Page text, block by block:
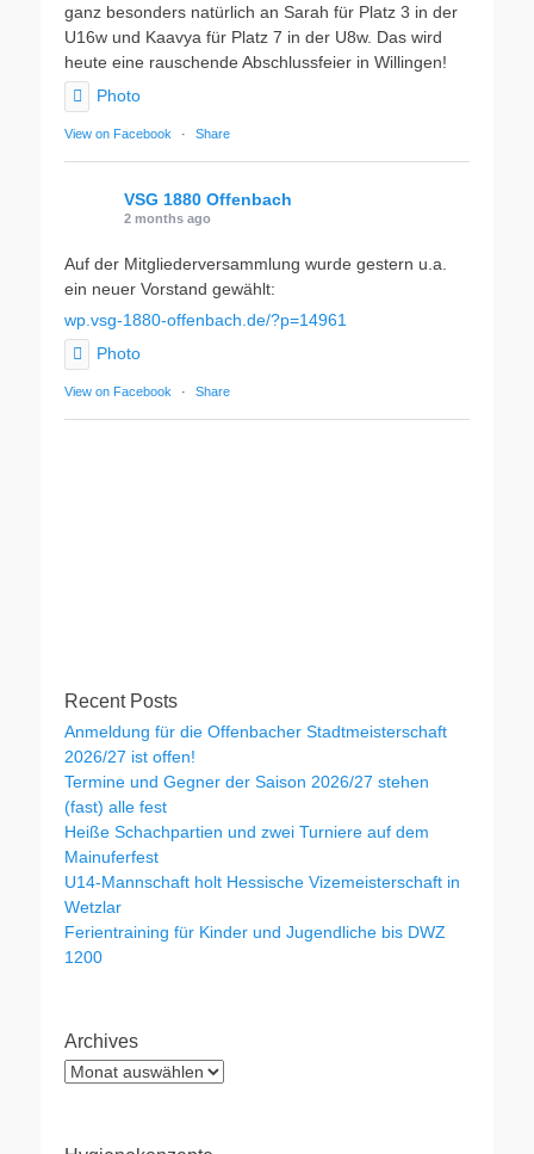
ganz besonders natürlich an Sarah für Platz 3 in der
U16w und Kaavya für Platz 7 in der U8w. Das wird
heute eine rauschende Abschlussfeier in Willingen!
Photo
View on Facebook · Share
VSG 1880 Offenbach
2 months ago
Auf der Mitgliederversammlung wurde gestern u.a.
ein neuer Vorstand gewählt:
wp.vsg-1880-offenbach.de/?p=14961
Photo
View on Facebook · Share
Recent Posts
Anmeldung für die Offenbacher Stadtmeisterschaft
2026/27 ist offen!
Termine und Gegner der Saison 2026/27 stehen
(fast) alle fest
Heiße Schachpartien und zwei Turniere auf dem
Mainuferfest
U14-Mannschaft holt Hessische Vizemeisterschaft in
Wetzlar
Ferientraining für Kinder und Jugendliche bis DWZ
1200
Archives
Archives